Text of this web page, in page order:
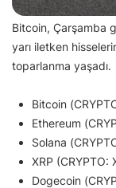
Bitcoin, Çarşamba
yarı iletken
toparlanma yaşadı.
Bitcoin
Ethereum
Solana
XRP (CRYPTO:
Dogecoin